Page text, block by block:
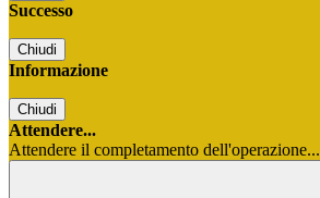
Successo
Chiudi
Informazione
Chiudi
Attendere...
Attendere il completamento dell'operazione...